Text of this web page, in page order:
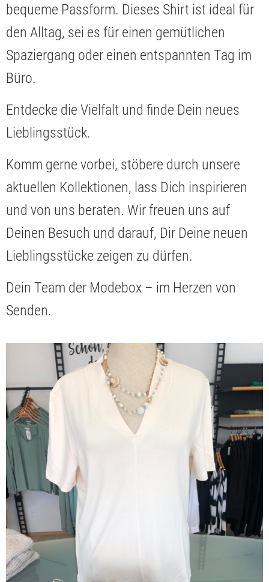
bequeme Passform. Dieses Shirt ist ideal für
den Alltag, sei es für einen gemütlichen
Spaziergang oder einen entspannten Tag im
Büro.
Entdecke die Vielfalt und finde Dein neues
Lieblingsstück.
Komm gerne vorbei, stöbere durch unsere
aktuellen Kollektionen, lass Dich inspirieren
und von uns beraten. Wir freuen uns auf
Deinen Besuch und darauf, Dir Deine neuen
Lieblingsstücke zeigen zu dürfen.
Dein Team der Modebox – im Herzen von
Senden.